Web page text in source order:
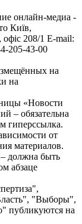
онлайн-медиа -
Київ,
208/1 E-mail:
205-43-00
на
на
«Новости
– обязательна
гиперссылка.
от
материалов.
должна быть
абзаце
"Выборы",
публикуются на